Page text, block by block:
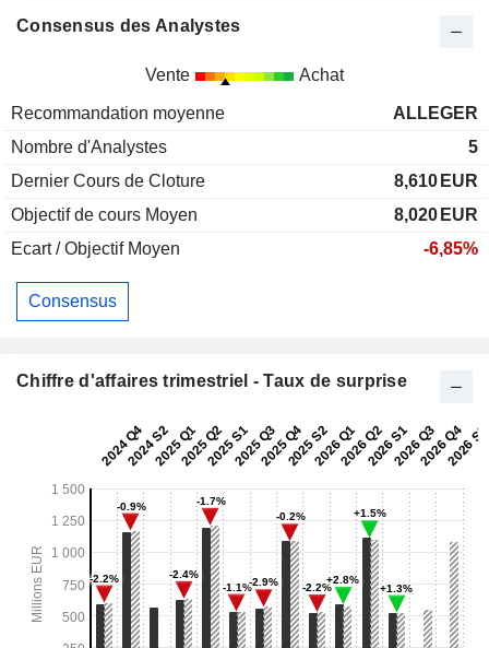
Consensus des Analystes
Vente Achat
Recommandation moyenne
ALLEGER
Nombre d'Analystes
5
Dernier Cours de Cloture
8,610 EUR
Objectif de cours Moyen
8,020 EUR
Ecart / Objectif Moyen
-6,85%
Consensus
Chiffre d'affaires trimestriel - Taux de surprise